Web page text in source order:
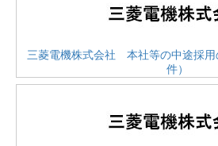
三菱電機株式会社 本社等の中途採用
件）